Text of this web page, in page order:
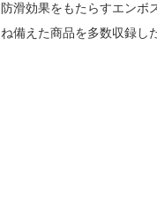
防滑効果をもたらすエンボ
ね備えた商品を多数収録し